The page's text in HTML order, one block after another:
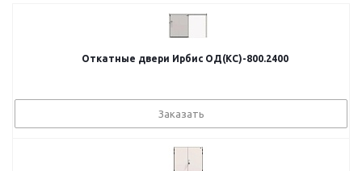
Откатные двери Ирбис ОД(КС)-800.2400
Заказать